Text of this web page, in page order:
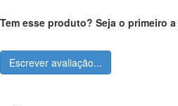
Tem esse produto? Seja o primeiro
Escrever avaliação...